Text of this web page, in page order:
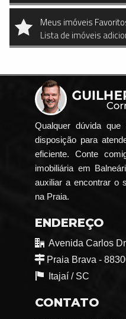
Meus imóveis
Lista de imóveis
Qualquer dúvida
disposição para
eficiente. Conte
imobiliária em
auxiliar a encontrar o
na Praia.
ENDEREÇO
Avenida Carlos
Praia Brava -
Itajaí / SC
CONTATO